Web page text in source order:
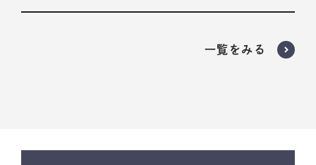
一覧をみる